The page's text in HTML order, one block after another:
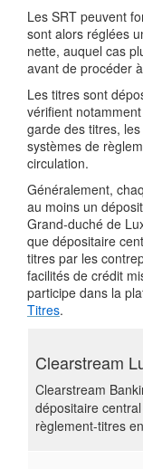
Les SRT peuvent
sont alors réglées
nette, auquel cas
avant de procéder
Les titres sont
vérifient
garde des titres,
systèmes de
circulation.
Généralement,
au moins un
Grand-duché de
que dépositaire
titres par les
facilités de crédit
participe dans la
Titres.
Clearstream
Clearstream
dépositaire
règlement-titres